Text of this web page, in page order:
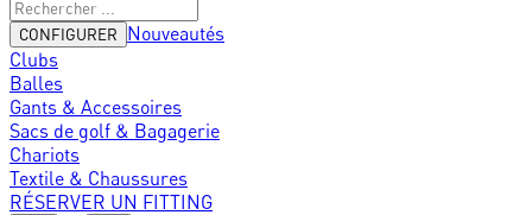
CONFIGURER
Nouveautés
Clubs
Balles
Gants & Accessoires
Sacs de golf & Bagagerie
Chariots
Textile & Chaussures
RÉSERVER UN FITTING